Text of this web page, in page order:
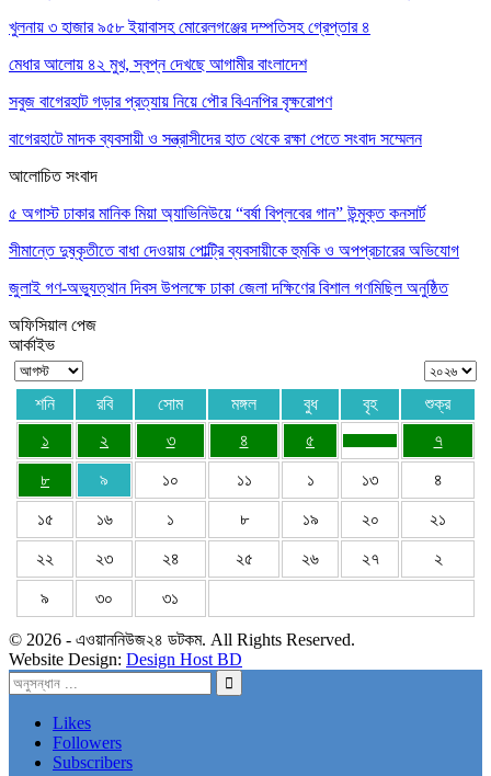
খুলনায় ৩ হাজার ৯৫৮ ইয়াবাসহ মোরেলগঞ্জের দম্পতিসহ গ্রেপ্তার ৪
মেধার আলোয় ৪২ মুখ, স্বপ্ন দেখছে আগামীর বাংলাদেশ
সবুজ বাগেরহাট গড়ার প্রত্যায় নিয়ে পৌর বিএনপির বৃক্ষরোপণ
বাগেরহাটে মাদক ব্যবসায়ী ও সন্ত্রাসীদের হাত থেকে রক্ষা পেতে সংবাদ সম্মেলন
আলোচিত সংবাদ
৫ অগাস্ট ঢাকার মানিক মিয়া অ্যাভিনিউয়ে “বর্ষা বিপ্লবের গান” উন্মুক্ত কনসার্ট
সীমান্তে দুষ্কৃতীতে বাধা দেওয়ায় পোল্ট্রি ব্যবসায়ীকে হুমকি ও অপপ্রচারের অভিযোগ
জুলাই গণ-অভ্যুত্থান দিবস উপলক্ষে ঢাকা জেলা দক্ষিণের বিশাল গণমিছিল অনুষ্ঠিত
অফিসিয়াল পেজ
আর্কাইভ
শনি রবি সোম মঙ্গল বুধ বৃহ
শুক্র
১
২ ৩ ৪ ৫ ৭
৮ ৯ ১০ ১১ ১ ১৩ ৪
১৫ ১৬ ১ ৮ ১৯ ২০ ২১
২২ ২৩ ২৪ ২৫ ২৬ ২৭ ২
৯ ৩০ ৩১
© 2026 - এওয়াননিউজ২৪ ডটকম. All Rights Reserved.
Website Design: Design Host BD
Likes
Followers
Subscribers